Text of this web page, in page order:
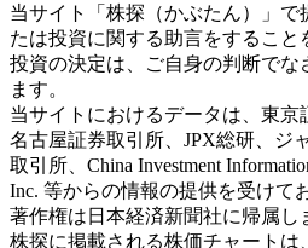
当サイト「株探（かぶたん）」で
たは投資に関する助言をすること
投資の決定は、ご自身の判断でな
ます。
当サイトにおけるデータは、東京
名古屋証券取引所、JPX総研、ジ
取引所、China Investment
Inc. 等からの情報の提供を受けて
著作権は日本経済新聞社に帰属し
株探に掲載される株価チャートは